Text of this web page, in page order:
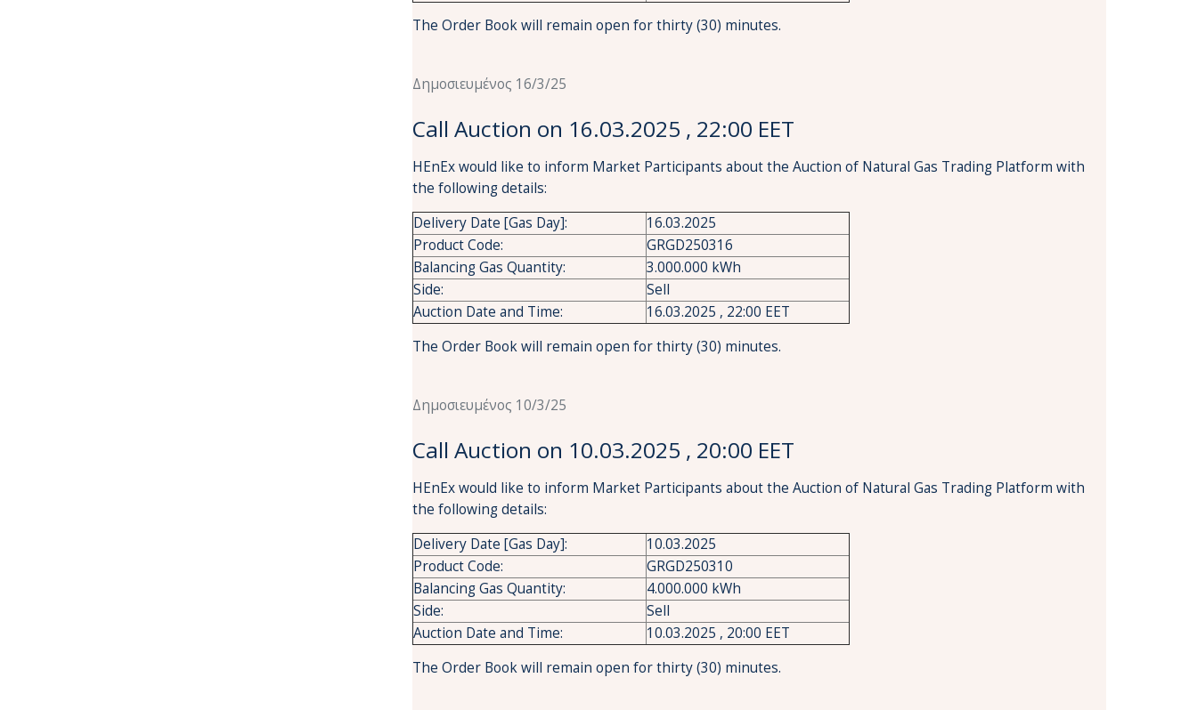
The Order Book will remain open for thirty (30) minutes.
Δημοσιευμένος 16/3/25
Call Auction on 16.03.2025 , 22:00 EET
HEnEx would like to inform Market Participants about the Auction of Natural Gas Trading Platform with
the following details:
Delivery Date [Gas Day]:
16.03.2025
Product Code:
GRGD250316
Balancing Gas Quantity:
3.000.000 kWh
Side:
Sell
Auction Date and Time:
16.03.2025 , 22:00 EET
The Order Book will remain open for thirty (30) minutes.
Δημοσιευμένος 10/3/25
Call Auction on 10.03.2025 , 20:00 EET
HEnEx would like to inform Market Participants about the Auction of Natural Gas Trading Platform with
the following details:
Delivery Date [Gas Day]:
10.03.2025
Product Code:
GRGD250310
Balancing Gas Quantity:
4.000.000 kWh
Side:
Sell
Auction Date and Time:
10.03.2025 , 20:00 EET
The Order Book will remain open for thirty (30) minutes.